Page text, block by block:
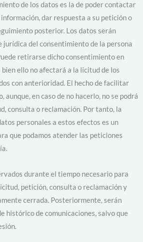
de los datos es la de poder contactar
dar respuesta a su petición o
posterior. Los datos serán
jurídica del consentimiento de la persona
retirarse dicho consentimiento en
ello no afectará a la licitud de los
con anterioridad. El hecho de facilitar
aunque, en caso de no hacerlo, no se podrá
consulta o reclamación. Por tanto, la
personales a estos efectos es un
que podamos atender las peticiones
durante el tiempo necesario para
petición, consulta o reclamación y
cerrada. Posteriormente, serán
histórico de comunicaciones, salvo que